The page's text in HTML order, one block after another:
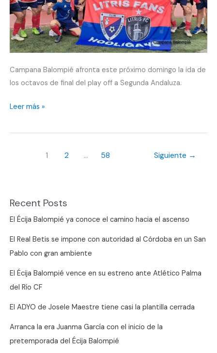
Campana Balompié afronta este próximo domingo la ida de
los octavos de final del play off a Segunda Andaluza.
Campana
en
Leer más »
1 2 … 58 Siguiente →
Recent Posts
El Écija Balompié ya conoce el camino hacia el ascenso
El Real Betis se impone con autoridad al Córdoba en un San
Pablo con gran ambiente
El Écija Balompié vence en su estreno ante Atlético Palma
del Río CF
El ADYO de Josele Maestre tiene casi la plantilla cerrada
Arranca la era Juanma García con el inicio de la
pretemporada del Écija Balompié